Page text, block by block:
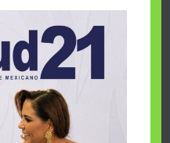
cumplen
y Make-A-Wish